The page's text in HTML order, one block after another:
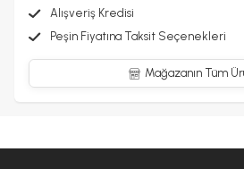
Alışveriş Kredisi
Peşin Fiyatına Taksit Seçenekleri
Mağazanın Tüm